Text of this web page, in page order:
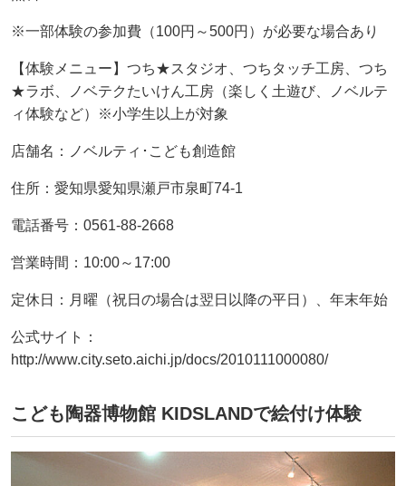
※一部体験の参加費（100円～500円）が必要な場合あり
【体験メニュー】つち★スタジオ、つちタッチ工房、つち
★ラボ、ノベテクたいけん工房（楽しく土遊び、ノベルテ
ィ体験など）※小学生以上が対象
店舗名：ノベルティ･こども創造館
住所：愛知県愛知県瀬戸市泉町74-1
電話番号：0561-88-2668
営業時間：10:00～17:00
定休日：月曜（祝日の場合は翌日以降の平日）、年末年始
公式サイト：
http://www.city.seto.aichi.jp/docs/2010111000080/
こども陶器博物館 KIDSLANDで絵付け体験